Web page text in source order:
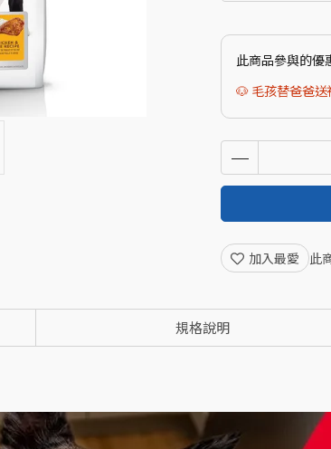
此商品參與的優
🐶 毛孩替爸爸送
加入最愛 此
規格說明